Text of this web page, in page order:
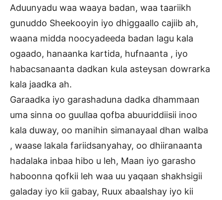
Aduunyadu waa waaya badan, waa taariikh
gunuddo Sheekooyin iyo dhiggaallo cajiib ah,
waana midda noocyadeeda badan lagu kala
ogaado, hanaanka kartida, hufnaanta , iyo
habacsanaanta dadkan kula asteysan dowrarka
kala jaadka ah.
Garaadka iyo garashaduna dadka dhammaan
uma sinna oo guullaa qofba abuuriddiisii inoo
kala duway, oo manihin simanayaal dhan walba
, waase lakala fariidsanyahay, oo dhiiranaanta
hadalaka inbaa hibo u leh, Maan iyo garasho
haboonna qofkii leh waa uu yaqaan shakhsigii
galaday iyo kii gabay, Ruux abaalshay iyo kii